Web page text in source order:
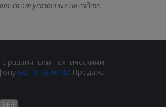
от указанных на сайте.
различными техническими
(4212) 73-60-42. Продажа